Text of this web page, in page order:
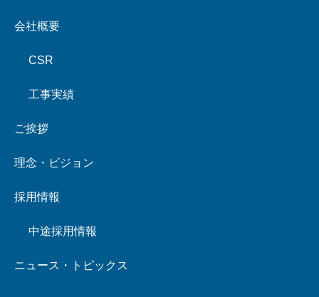
会社概要
CSR
工事実績
ご挨拶
理念・ビジョン
採用情報
中途採用情報
ニュース・トピックス